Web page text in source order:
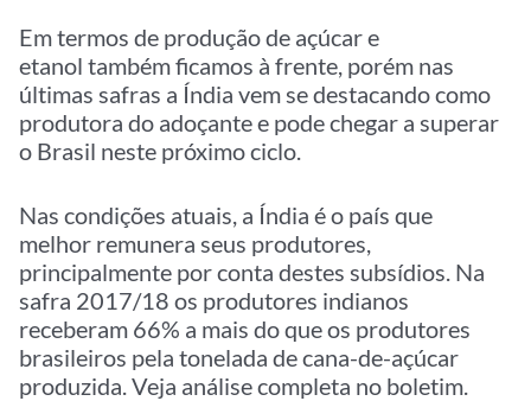
Em termos de produção de açúcar e
etanol também ficamos à frente, porém nas
últimas safras a Índia vem se destacando como
produtora do adoçante e pode chegar a superar
o Brasil neste próximo ciclo.
Nas condições atuais, a Índia é o país que
melhor remunera seus produtores,
principalmente por conta destes subsídios. Na
safra 2017/18 os produtores indianos
receberam 66% a mais do que os produtores
brasileiros pela tonelada de cana-de-açúcar
produzida. Veja análise completa no boletim.